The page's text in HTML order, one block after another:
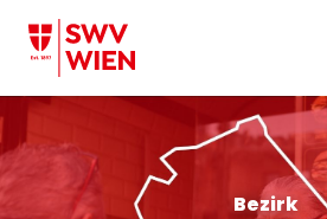
Zum Hauptinhalt springen
Bezirk